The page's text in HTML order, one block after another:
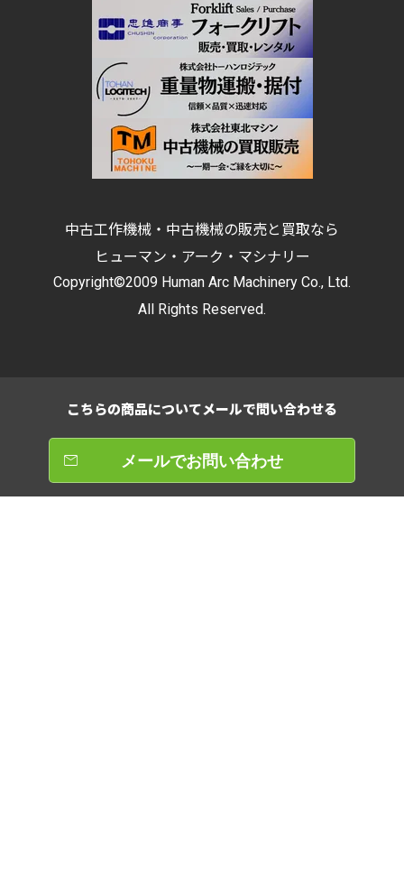
中古工作機械・中古機械の販売と買取なら
ヒューマン・アーク・マシナリー
Copyright©2009 Human Arc Machinery Co., Ltd.
All Rights Reserved.
こちらの商品についてメールで問い合わせる
メールでお問い合わせ